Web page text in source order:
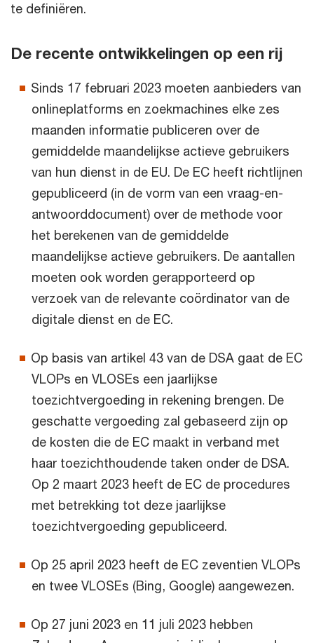
te definiëren.
De recente ontwikkelingen op een rij
Sinds 17 februari 2023 moeten aanbieders van
onlineplatforms en zoekmachines elke zes
maanden informatie publiceren over de
gemiddelde maandelijkse actieve gebruikers
van hun dienst in de EU. De EC heeft richtlijnen
gepubliceerd (in de vorm van een vraag-en-
antwoorddocument) over de methode voor
het berekenen van de gemiddelde
maandelijkse actieve gebruikers. De aantallen
moeten ook worden gerapporteerd op
verzoek van de relevante coördinator van de
digitale dienst en de EC.
Op basis van artikel 43 van de DSA gaat de EC
VLOPs en VLOSEs een jaarlijkse
toezichtvergoeding in rekening brengen. De
geschatte vergoeding zal gebaseerd zijn op
de kosten die de EC maakt in verband met
haar toezichthoudende taken onder de DSA.
Op 2 maart 2023 heeft de EC de procedures
met betrekking tot deze jaarlijkse
toezichtvergoeding gepubliceerd.
Op 25 april 2023 heeft de EC zeventien VLOPs
en twee VLOSEs (Bing, Google) aangewezen.
Op 27 juni 2023 en 11 juli 2023 hebben